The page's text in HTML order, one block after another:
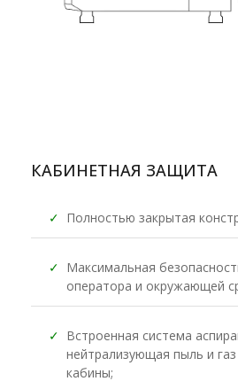
КАБИНЕТНАЯ ЗАЩИТА
✓ Полностью закрытая
✓ Максимальная
оператора и окружающей
✓ Встроенная система
нейтрализующая пыль и газ
кабины;